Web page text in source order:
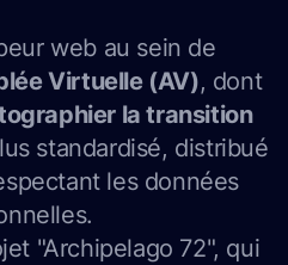
web au sein de
Virtuelle (AV), dont
la transition
standardisé, distribué
les données
"Archipelago 72", qui